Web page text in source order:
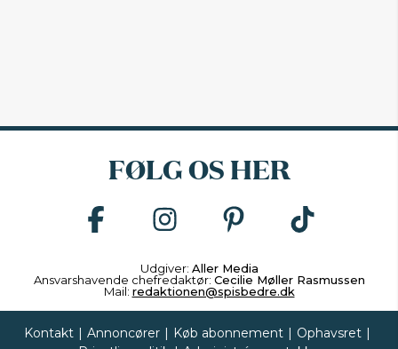
FØLG OS HER
Udgiver: Aller Media
Ansvarshavende chefredaktør: Cecilie Møller Rasmussen
Mail: redaktionen@spisbedre.dk
Kontakt | Annoncører | Køb abonnement | Ophavsret |